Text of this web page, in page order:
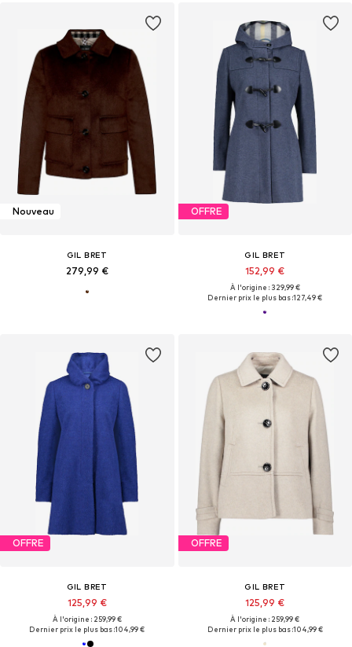
Nouveau
GIL BRET
279,99 €
OFFRE
GIL BRET
152,99 €
À l'origine : 329,99 €
Dernier prix le plus bas :127,49 €
OFFRE
GIL BRET
125,99 €
À l'origine : 259,99 €
Dernier prix le plus bas :104,99 €
OFFRE
GIL BRET
125,99 €
À l'origine : 259,99 €
Dernier prix le plus bas :104,99 €